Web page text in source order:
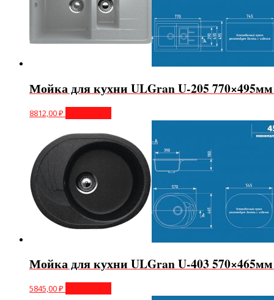
Мойка для кухни ULGran U-205
8812,00₽
Мойка для кухни ULGran U-403
5845,00₽